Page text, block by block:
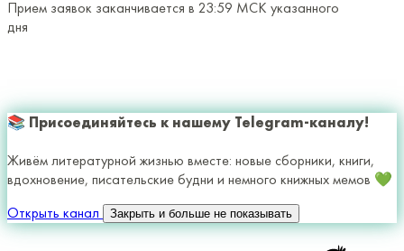
Прием заявок заканчивается в 23:59 МСК указанного
дня
📚 Присоединяйтесь к нашему Telegram-каналу!
Живём литературной жизнью вместе: новые сборники, книги,
вдохновение, писательские будни и немного книжных мемов 💚
Открыть канал
Закрыть и больше не показывать